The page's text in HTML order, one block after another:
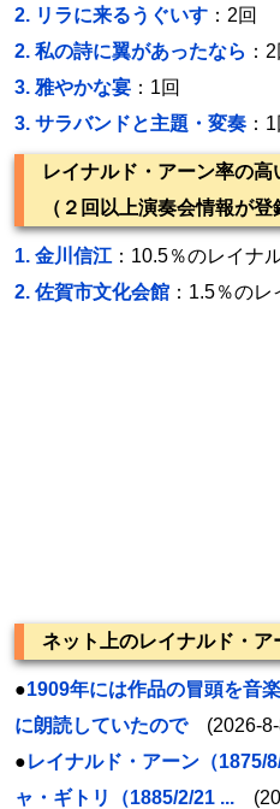
2. リラに来るうぐいす ：2回
2. 私の詩に翼があったなら ：
3. 雅やかな宴 ：1回
3. サラバンドと主題・変奏 ：
レイナルド・アーン率の
（２回以上演奏会情報が
1. 金川信江 ：10.5％のレイナ
2. 佐賀市文化会館 ：1.5％の
ネット上のレイナルド・
●1909年には作品の冒頭を音
に朗読していたので(2026-8-
●レイナルド・アーン（1875/
ャ・ギトリ（1885/2/21 ...